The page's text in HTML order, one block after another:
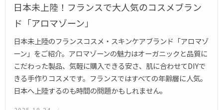
日本未上陸！フランスで大人気のコスメブラン
ド「アロマゾーン」
日本未上陸のフランスコスメ・スキンケアブランド「アロマゾ
ーン」をご紹介。アロマゾーンの魅力はオーガニックと品質に
こだわった製品、気軽に購入できる安さ、肌に合わせてDIYで
きる手作りコスメです。フランスではすべての年齢層に人気。
日本へ上陸するのも時間の問題かもしれません。